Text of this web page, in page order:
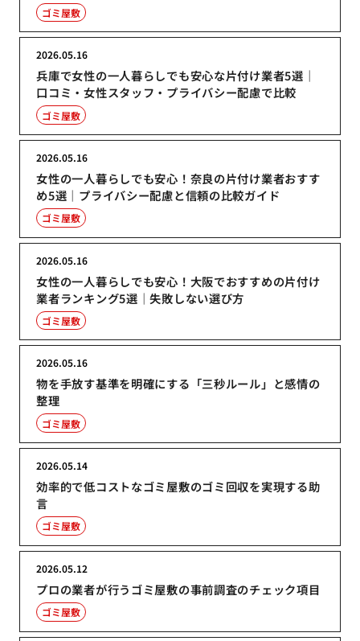
ゴミ屋敷
兵庫で女性の一人暮らしでも安心な片付け業者5選｜
口コミ・女性スタッフ・プライバシー配慮で比較
2026.05.16
ゴミ屋敷
女性の一人暮らしでも安心！奈良の片付け業者おすす
め5選｜プライバシー配慮と信頼の比較ガイド
2026.05.16
ゴミ屋敷
女性の一人暮らしでも安心！大阪でおすすめの片付け
業者ランキング5選｜失敗しない選び方
2026.05.16
ゴミ屋敷
物を手放す基準を明確にする「三秒ルール」と感情の
整理
2026.05.16
ゴミ屋敷
効率的で低コストなゴミ屋敷のゴミ回収を実現する助
言
2026.05.14
ゴミ屋敷
プロの業者が行うゴミ屋敷の事前調査のチェック項目
2026.05.12
ゴミ屋敷